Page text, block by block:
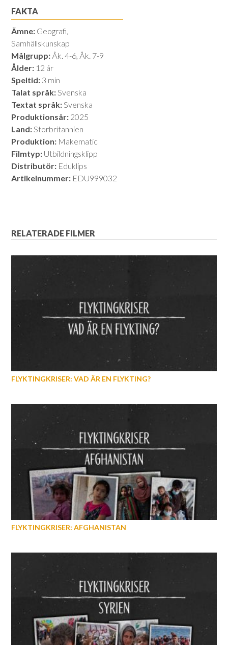
FAKTA
Ämne: Geografi,
Samhällskunskap
Målgrupp: Åk. 4-6, Åk. 7-9
Ålder: 12 år
Speltid: 3 min
Talat språk:Svenska
Textat språk:Svenska
Produktionsår: 2025
Land:Storbritannien
Produktion: Makematic
Filmtyp: Utbildningsklipp
Distributör: Eduklips
Artikelnummer: EDU999032
RELATERADE FILMER
FLYKTINGKRISER: VAD ÄR EN FLYKTING?
FLYKTINGKRISER: AFGHANISTAN